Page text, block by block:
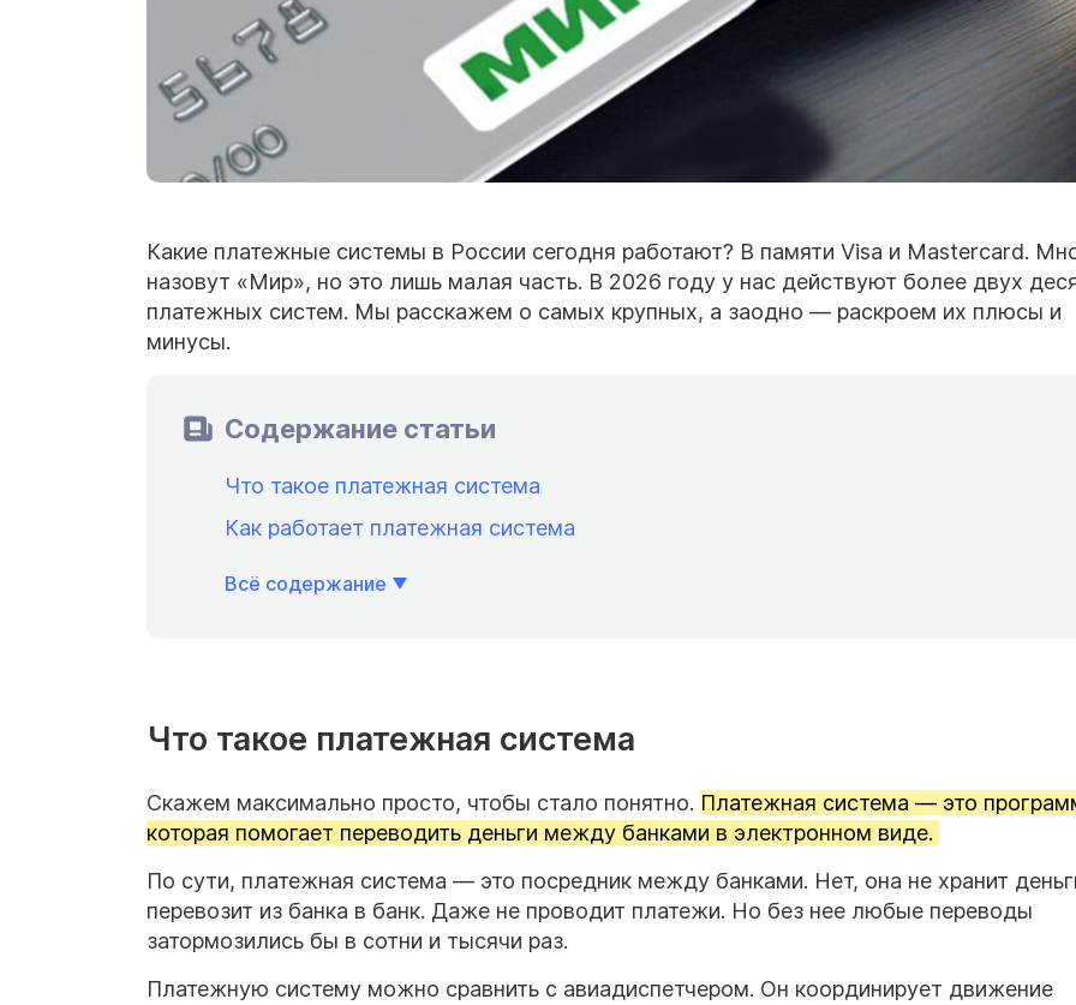
Какие платежные системы в России сегодня работают? В памяти Visa и Mastercard.
назовут «Мир», но это лишь малая часть. В 2026 году у нас действуют более двух
платежных систем. Мы расскажем о самых крупных, а заодно — раскроем их плюсы и
минусы.
Содержание статьи
Что такое платежная система
Как работает платежная система
Всё содержание
Что такое платежная система
Скажем максимально просто, чтобы стало понятно. Платежная система — это
которая помогает переводить деньги между банками в электронном виде.
По сути, платежная система — это посредник между банками. Нет, она не хранит
перевозит из банка в банк. Даже не проводит платежи. Но без нее любые переводы
затормозились бы в сотни и тысячи раз.
Платежную систему можно сравнить с авиадиспетчером. Он координирует движение